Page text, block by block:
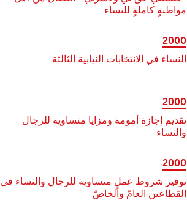
مواطنةٍ كاملةٍ للنساء
2000
النساء في الانتخابات النيابية الثالثة
2000
تقديم إجازة أمومة ومزايا متساوية للرجال
والنساء
2000
توفير شروط عملٍ متساوية للرجال والنساء في
القطاعين العامّ والخاصّ